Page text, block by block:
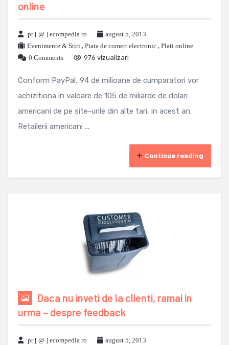
online
pr [ @ ] ecompedia ro
august 5, 2013
Evenimente & Stiri , Piata de comert electronic , Plati online
0 Comments
976 vizualizari
Conform PayPal, 94 de milioane de cumparatori vor
achizitiona in valoare de 105 de miliarde de dolari
americani de pe site-urile din alte tari, in acest an.
Retailerii americani ...
Continue reading
Daca nu inveti de la clienti, ramai in
urma – despre feedback
pr [ @ ] ecompedia ro
august 5, 2013